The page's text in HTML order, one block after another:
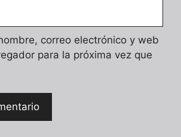
correo electrónico y web
para la próxima vez que